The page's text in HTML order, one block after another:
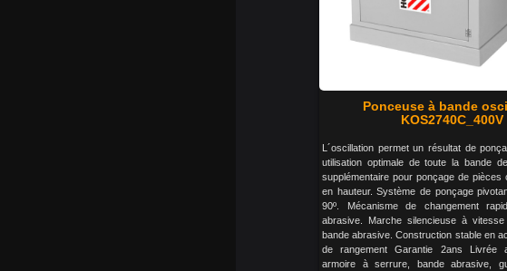
Ponceuse à bande
KOS2740C_400V
L´oscillation permet un résultat de
utilisation optimale de toute la bande
supplémentaire pour ponçage de pièces
en hauteur. Système de ponçage
90º. Mécanisme de changement
abrasive. Marche silencieuse à
bande abrasive. Construction stable en
de rangement Garantie 2ans Livrée
armoire à serrure, bande abrasive,